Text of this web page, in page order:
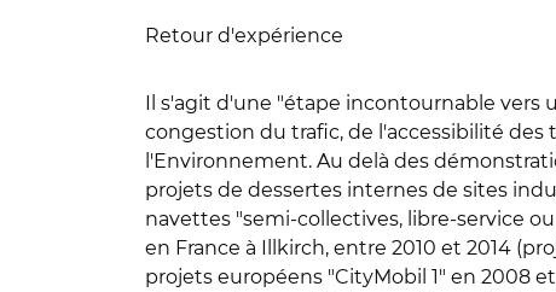
Retour d'expérience
Il s'agit d'une "étape incontournable vers
congestion du trafic, de l'accessibilité
l'Environnement. Au delà des
projets de dessertes internes de sites
navettes "semi-collectives, libre-service
en France à Illkirch, entre 2010 et 2014
projets européens "CityMobil 1" en 2008